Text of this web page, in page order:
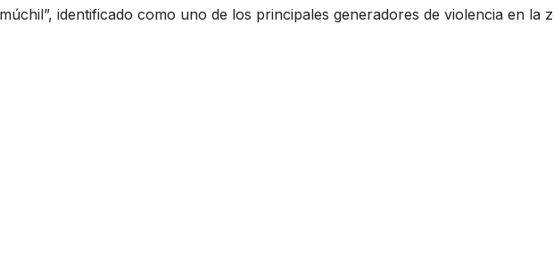
identificado como uno de los principales generadores de violencia en la